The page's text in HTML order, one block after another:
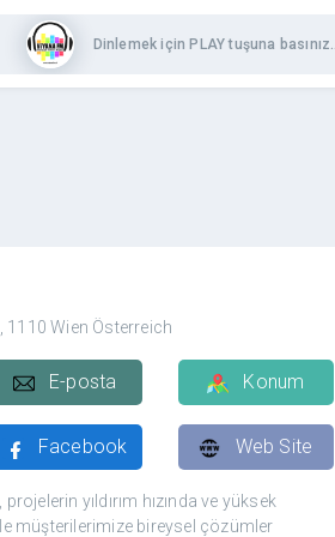
Dinlemek için PLAY tuşuna basınız...
1110 Wien Österreich
E-posta Konum
Facebook Web Site
yıldırım hızında ve yüksek
müşterilerimize bireysel çözümler